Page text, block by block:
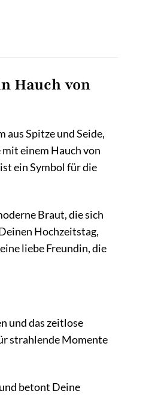
Hauch von
aus Spitze und Seide,
einem Hauch von
ein Symbol für die
Braut, die sich
Hochzeitstag,
liebe Freundin, die
und das zeitlose
strahlende Momente
betont Deine